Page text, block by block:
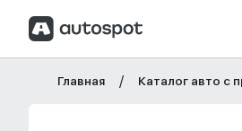
Главная Каталог авто с